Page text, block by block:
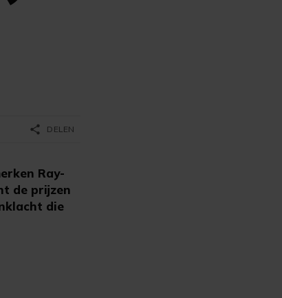
Ray-
de prijzen
die
share DELEN